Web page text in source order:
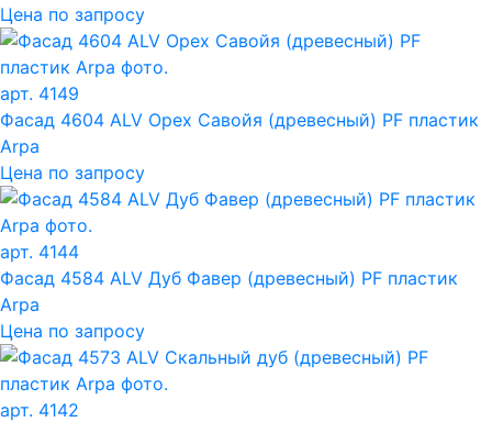
Цена по запросу
арт. 4149
Фасад 4604 ALV Орех Савойя (древесный) PF пластик
Arpa
Цена по запросу
арт. 4144
Фасад 4584 ALV Дуб Фавер (древесный) PF пластик
Arpa
Цена по запросу
арт. 4142